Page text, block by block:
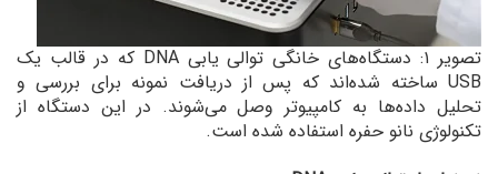
تصویر ۱: دستگاه‌های خانگی توالی یابی DNA که در قالب یک
USB ساخته شده‌اند که پس از دریافت نمونه برای بررسی و
تحلیل داده‌ها به کامپیوتر وصل می‌شوند. در این دستگاه از
تکنولوژی نانو حفره استفاده شده است.